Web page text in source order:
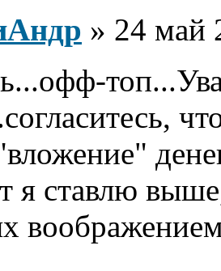
» 24 май
я ставлю